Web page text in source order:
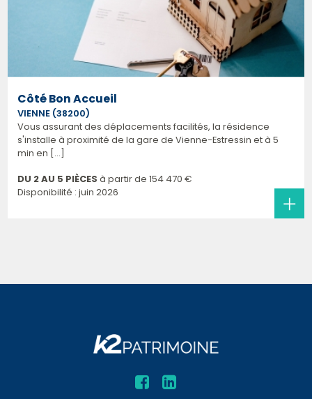
Côté Bon Accueil
VIENNE (38200)
Vous assurant des déplacements facilités, la résidence
s'installe à proximité de la gare de Vienne-Estressin et à 5
min en [...]
DU 2 AU 5 PIÈCES à partir de 154 470 €
Disponibilité : juin 2026